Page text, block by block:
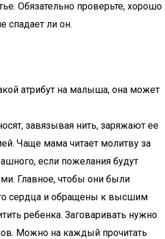
Обязательно проверьте, хорошо
спадает ли он.
атрибут на малыша, она может
завязывая нить, заряжают ее
Чаще мама читает молитву за
если пожелания будут
Главное, чтобы они были
сердца и обращены к высшим
ребенка. Заговаривать нужно
Можно на каждый прочитать